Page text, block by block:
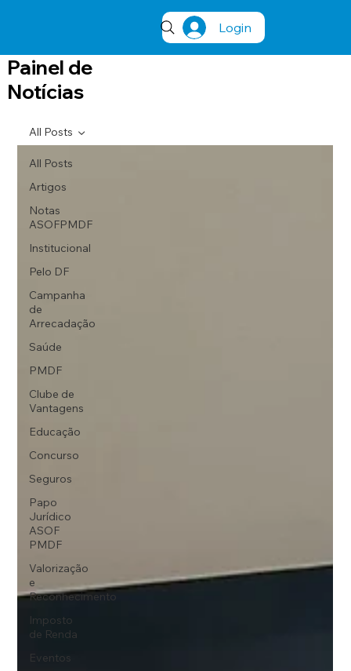
Login
Painel de
Notícias
All Posts
Artigos
Notas
ASOFPMDF
Institucional
Pelo DF
Campanha
de
Arrecadação
Saúde
PMDF
Clube de
Vantagens
Educação
Concurso
Seguros
Papo
Jurídico
ASOF
PMDF
Valorização
e
Reconhecimento
Imposto
de Renda
Eventos
All Posts